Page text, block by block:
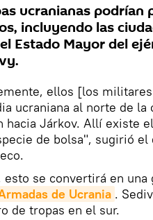
ucranianas podrían
incluyendo las
Estado Mayor del
ellos [los
ucraniana al norte de la
hacia Járkov. Allí existe
de bolsa", sugirió el
esto se convertirá en una
de Ucrania .
de tropas en el sur.